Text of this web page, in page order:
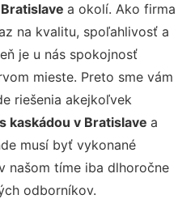
a okolí. Ako firma
na kvalitu, spoľahlivosť a
je u nás spokojnosť
mieste. Preto sme vám
riešenia akejkoľvek
kaskádou v Bratislave a
musí byť vykonané
našom tíme iba dlhoročne
odborníkov.